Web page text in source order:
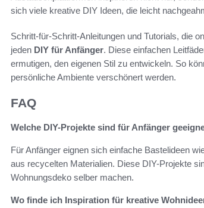
sich viele kreative DIY Ideen, die leicht
Schritt-für-Schritt-Anleitungen und Tutorials, die
jeden DIY für Anfänger. Diese einfachen
ermutigen, den eigenen Stil zu entwickeln. So
persönliche Ambiente verschönert werden.
FAQ
Welche DIY-Projekte sind für Anfänger
Für Anfänger eignen sich einfache Bastelideen
aus recycelten Materialien. Diese DIY-Projekte
Wohnungsdeko selber machen.
Wo finde ich Inspiration für kreative